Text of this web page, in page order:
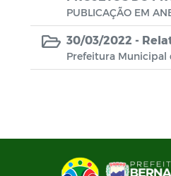
PUBLICAÇÃO EM
30/03/2022 -
Prefeitura Municipal